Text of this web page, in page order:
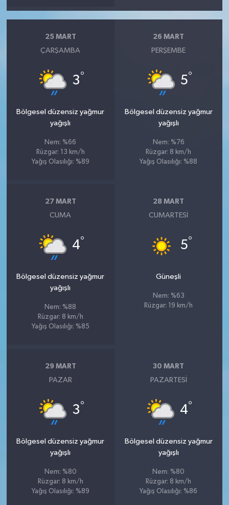
25 MART
ÇARŞAMBA
3°
Bölgesel düzensiz yağmur
yağışlı
Nem: %66
Rüzgar: 13 km/h
Yağış Olasılığı: %89
26 MART
PERŞEMBE
5°
Bölgesel düzensiz yağmur
yağışlı
Nem: %76
Rüzgar: 8 km/h
Yağış Olasılığı: %88
27 MART
CUMA
4°
Bölgesel düzensiz yağmur
yağışlı
Nem: %88
Rüzgar: 8 km/h
Yağış Olasılığı: %85
28 MART
CUMARTESI
5°
Güneşli
Nem: %63
Rüzgar: 19 km/h
29 MART
PAZAR
3°
Bölgesel düzensiz yağmur
yağışlı
Nem: %80
Rüzgar: 8 km/h
Yağış Olasılığı: %89
30 MART
PAZARTESI
4°
Bölgesel düzensiz yağmur
yağışlı
Nem: %80
Rüzgar: 8 km/h
Yağış Olasılığı: %86